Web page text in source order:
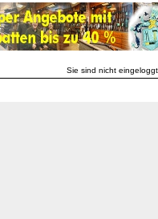
Sie sind nicht